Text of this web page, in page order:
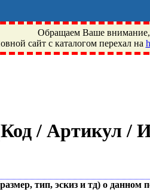
Обращаем Ваше внимание,
сайт с каталогом перехал на
Загорянский, Юбилейный,
JED, KPT, NXZ, ГПЗ,
/ Артикул /
тип, эскиз и тд) о